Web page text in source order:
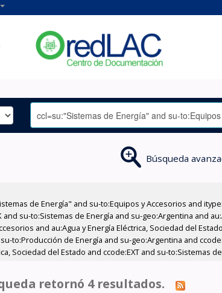
Búsqueda
de Energía" and su-to:Equipos y Accesorios and
su-to:Sistemas de Energía and su-geo:Argentina and
and au:Agua y Energía Eléctrica, Sociedad del
to:Producción de Energía and su-geo:Argentina and
Sociedad del Estado and ccode:EXT and su-to:Sistemas
retornó 4 resultados.